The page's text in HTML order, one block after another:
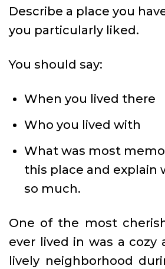
Describe a place you
you particularly liked.
You should say:
When you lived there
Who you lived with
What was most
this place and explain
so much.
One of the most
ever lived in was a cozy
lively neighborhood